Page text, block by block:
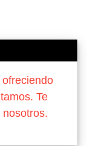
Te